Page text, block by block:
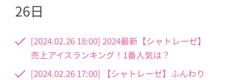
26日
[2024.02.26 18:00] 2024最新【シャトレーゼ】
売上アイスランキング！1番人気は？
[2024.02.26 17:00] 【シャトレーゼ】ふんわり